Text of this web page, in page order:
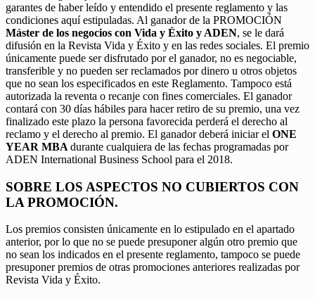
garantes de haber leído y entendido el presente reglamento y las
condiciones aquí estipuladas. Al ganador de la PROMOCIÓN
Máster de los negocios con Vida y Éxito y ADEN, se le dará
difusión en la Revista Vida y Éxito y en las redes sociales. El premio
únicamente puede ser disfrutado por el ganador, no es negociable,
transferible y no pueden ser reclamados por dinero u otros objetos
que no sean los especificados en este Reglamento. Tampoco está
autorizada la reventa o recanje con fines comerciales. El ganador
contará con 30 días hábiles para hacer retiro de su premio, una vez
finalizado este plazo la persona favorecida perderá el derecho al
reclamo y el derecho al premio. El ganador deberá iniciar el ONE
YEAR MBA durante cualquiera de las fechas programadas por
ADEN International Business School para el 2018.
SOBRE LOS ASPECTOS NO CUBIERTOS CON
LA PROMOCIÓN.
Los premios consisten únicamente en lo estipulado en el apartado
anterior, por lo que no se puede presuponer algún otro premio que
no sean los indicados en el presente reglamento, tampoco se puede
presuponer premios de otras promociones anteriores realizadas por
Revista Vida y Éxito.